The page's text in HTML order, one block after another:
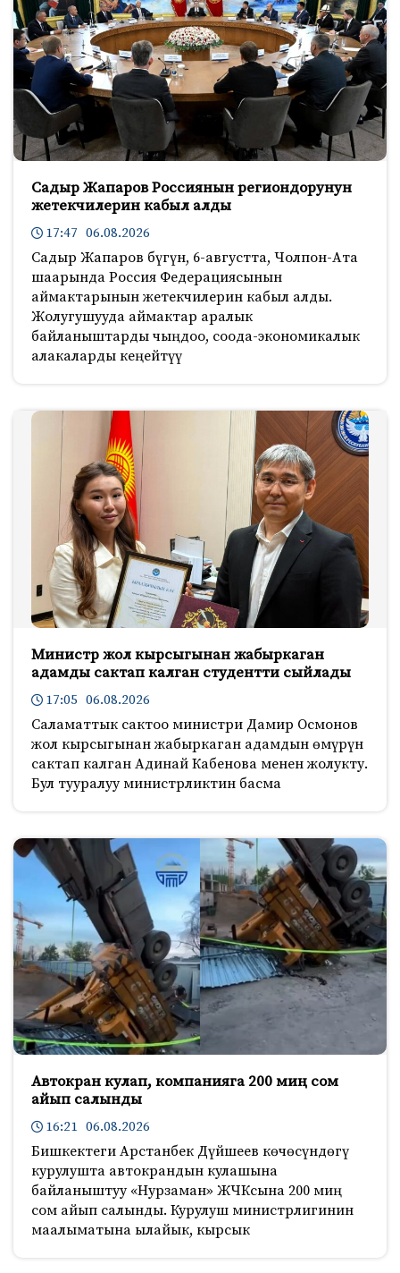
Садыр Жапаров Россиянын региондорунун
жетекчилерин кабыл алды
17:47 06.08.2026
Садыр Жапаров бүгүн, 6-августта, Чолпон-Ата
шаарында Россия Федерациясынын
аймактарынын жетекчилерин кабыл алды.
Жолугушууда аймактар аралык
байланыштарды чыңдоо, соода-экономикалык
алакаларды кеңейтүү
Министр жол кырсыгынан жабыркаган
адамды сактап калган студентти сыйлады
17:05 06.08.2026
Саламаттык сактоо министри Дамир Осмонов
жол кырсыгынан жабыркаган адамдын өмүрүн
сактап калган Адинай Кабенова менен жолукту.
Бул тууралуу министрликтин басма
Автокран кулап, компанияга 200 миң сом
айып салынды
16:21 06.08.2026
Бишкектеги Арстанбек Дүйшеев көчөсүндөгү
курулушта автокрандын кулашына
байланыштуу «Нурзаман» ЖЧКсына 200 миң
сом айып салынды. Курулуш министрлигинин
маалыматына ылайык, кырсык